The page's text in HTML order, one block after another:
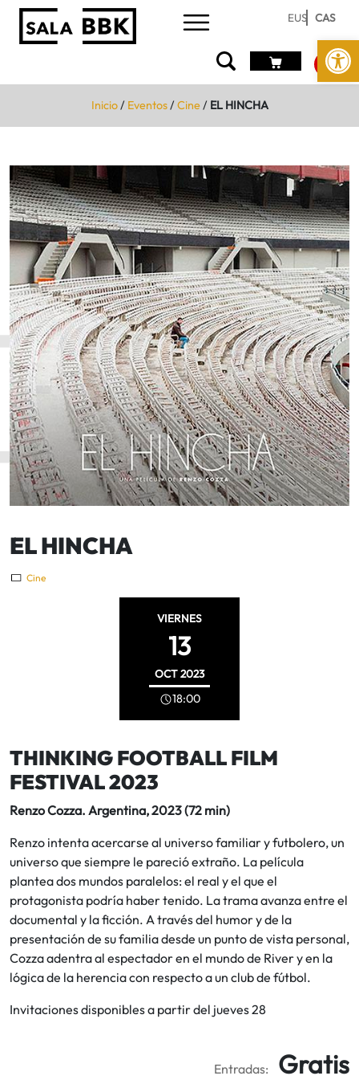
Abrir
EUS CAS
Inicio/ Eventos/Cine/ EL HINCHA
EL HINCHA
Cine
VIERNES
13
OCT2023
18:00
THINKING FOOTBALL FILM
FESTIVAL 2023
Renzo Cozza. Argentina, 2023 (72 min)
Renzo intenta acercarse al universo familiar y futbolero, un
universo que siempre le pareció extraño. La película
plantea dos mundos paralelos: el real y el que el
protagonista podría haber tenido. La trama avanza entre el
documental y la ficción. A través del humor y de la
presentación de su familia desde un punto de vista personal,
Cozza adentra al espectador en el mundo de River y en la
lógica de la herencia con respecto a un club de fútbol.
Invitaciones disponibles a partir del jueves 28
Entradas: Gratis